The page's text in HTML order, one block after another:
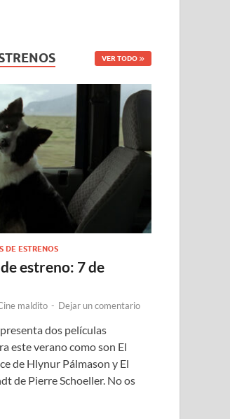
VER TODO
DE ESTRENOS
estreno: 7 de
maldito - Dejar un comentario
dos películas
este verano como son El
de Hlynur Pálmason y El
de Pierre Schoeller. No os